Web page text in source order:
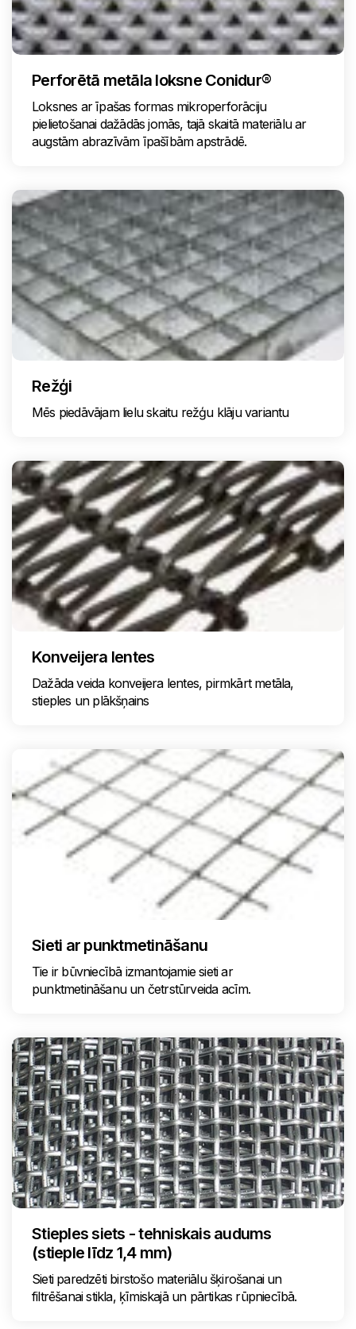
Perforētā metāla loksne Conidur®
Loksnes ar īpašas formas mikroperforāciju
pielietošanai dažādās jomās, tajā skaitā materiālu ar
augstām abrazīvām īpašībām apstrādē.
Režģi
Mēs piedāvājam lielu skaitu režģu klāju variantu
Konveijera lentes
Dažāda veida konveijera lentes, pirmkārt metāla,
stieples un plākšņains
Sieti ar punktmetināšanu
Tie ir būvniecībā izmantojamie sieti ar
punktmetināšanu un četrstūrveida acīm.
Stieples siets - tehniskais audums
(stieple līdz 1,4 mm)
Sieti paredzēti birstošo materiālu šķirošanai un
filtrēšanai stikla, ķīmiskajā un pārtikas rūpniecībā.